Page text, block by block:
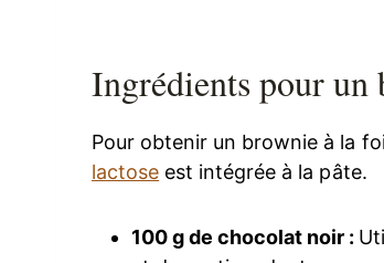
Ingrédients pour un
Pour obtenir un brownie à la
lactose est intégrée à la pâte.
100 g de chocolat noir :